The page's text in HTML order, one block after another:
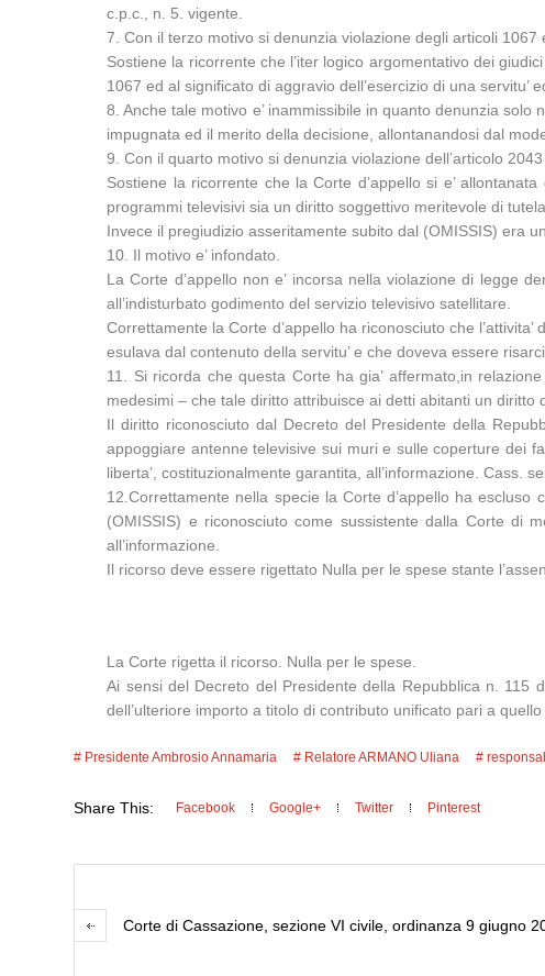
c.p.c., n. 5. vigente.
7. Con il terzo motivo si denunzia violazione degli articoli 1067
Sostiene la ricorrente che l’iter logico argomentativo dei
1067 ed al significato di aggravio dell’esercizio di una
8. Anche tale motivo e’ inammissibile in quanto denunzia
impugnata ed il merito della decisione, allontanandosi dal
9. Con il quarto motivo si denunzia violazione dell’articolo
Sostiene la ricorrente che la Corte d’appello si e’
programmi televisivi sia un diritto soggettivo meritevole di tutela.
Invece il pregiudizio asseritamente subito dal (OMISSIS) era
10. Il motivo e’ infondato.
La Corte d’appello non e’ incorsa nella violazione di legge
all’indisturbato godimento del servizio televisivo satellitare.
Correttamente la Corte d’appello ha riconosciuto che
esulava dal contenuto della servitu’ e che doveva essere
11. Si ricorda che questa Corte ha gia’ affermato,in
medesimi – che tale diritto attribuisce ai detti abitanti un diritto
Il diritto riconosciuto dal Decreto del Presidente della
appoggiare antenne televisive sui muri e sulle coperture dei
liberta’, costituzionalmente garantita, all’informazione. Cass.
12.Correttamente nella specie la Corte d’appello ha
(OMISSIS) e riconosciuto come sussistente dalla Corte di
all’informazione.
Il ricorso deve essere rigettato Nulla per le spese stante
La Corte rigetta il ricorso. Nulla per le spese.
Ai sensi del Decreto del Presidente della Repubblica n. 115
dell’ulteriore importo a titolo di contributo unificato pari a
Presidente Ambrosio Annamaria Relatore ARMANO Uliana
Share This: Facebook Google+ Twitter Pinterest
Corte di Cassazione, sezione VI civile, ordinanza 9 giugno